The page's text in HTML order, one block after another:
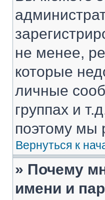
не менее,
которые
личные
группах и
поэтому мы
Вернуться к
» Почему
имени и